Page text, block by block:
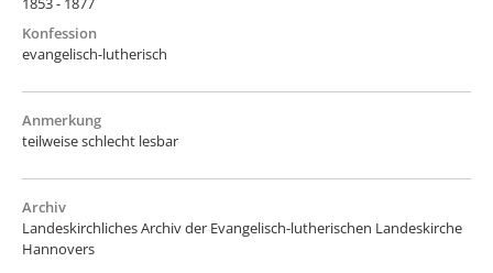
Konfession
evangelisch-lutherisch
Anmerkung
teilweise schlecht lesbar
Archiv
Landeskirchliches Archiv der Evangelisch-lutherischen Landeskirche
Hannovers